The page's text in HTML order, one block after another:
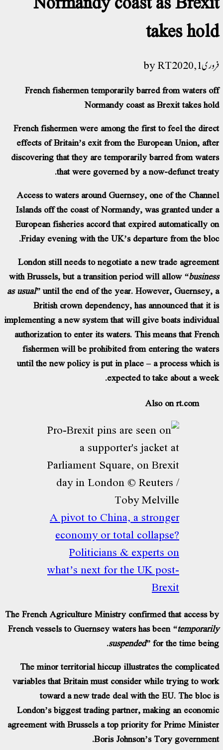
takes
2020
RT
French fishermen temporarily barred from waters
Normandy coast as Brexit takes
French fishermen were among the first to feel the
effects of Britain’s exit from the European Union,
discovering that they are temporarily barred from
that were governed by a now-defunct
Access to waters around Guernsey, one of the
Islands off the coast of Normandy, was granted
European fisheries accord that expired automatically
Friday evening with the UK’s departure from the
London still needs to negotiate a new trade
with Brussels, but a transition period will allow
as usual”until the end of the year. However,
British crown dependency, has announced that
implementing a new system that will give boats
authorization to enter its waters. This means that
fishermen will be prohibited from entering the
until the new policy is put in place – a process
expected to take about a
Also on rt.com
A pivot to China, a stronger
economy or total collapse?
Politicians & experts on
what’s next for the UK post-
Brexit
The French Agriculture Ministry confirmed that access
French vessels to Guernsey waters has been
suspended”for the time
The minor territorial hiccup illustrates the
variables that Britain must consider while trying to
toward a new trade deal with the EU. The
London’s biggest trading partner, making an
agreement with Brussels a top priority for Prime
Boris Johnson’s Tory